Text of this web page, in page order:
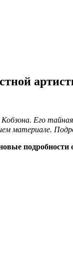
Его
материале.